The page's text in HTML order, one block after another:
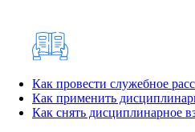
Как провести служебное
Как применить
Как снять дисциплинарное